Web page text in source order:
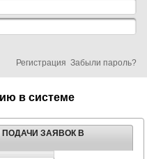
Регистрация Забыли пароль?
в системе
ЗАЯВОК В